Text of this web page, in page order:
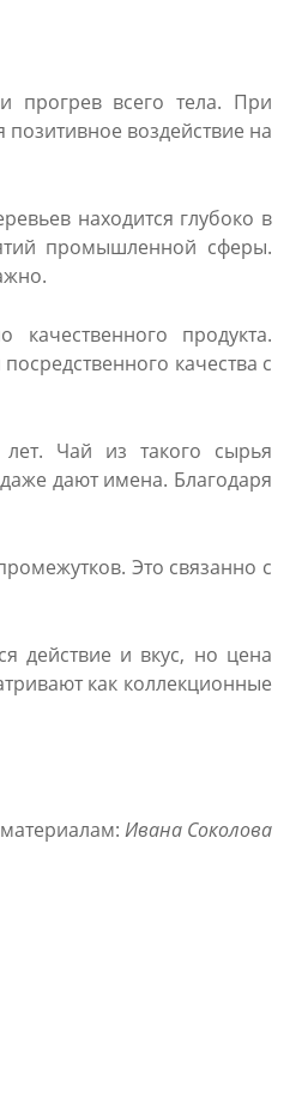
прогрев всего тела. При
воздействие на
находится глубоко в
промышленной сферы.
продукта.
качества с
Чай из такого сырья
дают имена. Благодаря
Это связанно с
действие и вкус, но цена
как коллекционные
Ивана Соколова